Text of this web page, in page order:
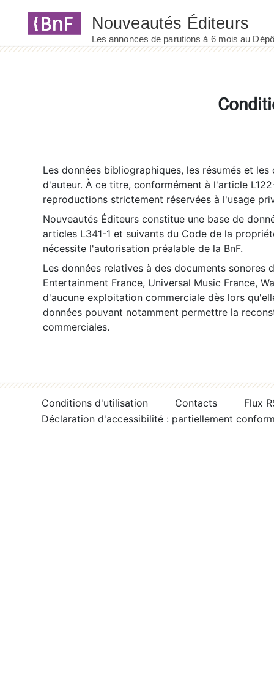
Les données bibliographiques, les résumés et
d'auteur. À ce titre, conformément à l'article
reproductions strictement réservées à l'usage
Nouveautés Éditeurs constitue une base de
articles L341-1 et suivants du Code de la
nécessite l'autorisation préalable de la BnF.
Les données relatives à des documents sonores
Entertainment France, Universal Music France,
d'aucune exploitation commerciale dès lors
données pouvant notamment permettre la
commerciales.
Conditions d'utilisation Contacts
Flux
Déclaration d'accessibilité : partiellement